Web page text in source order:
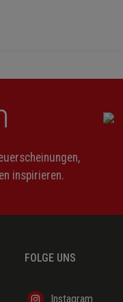
inspirieren.
FOLGE UNS
Instagram